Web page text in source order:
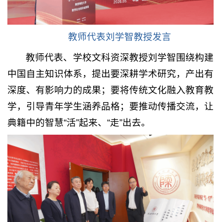
教师代表刘学智教授发言
教师代表、学校文科资深教授刘学智围绕构建
中国自主知识体系，提出要深耕学术研究，产出有
深度、有影响力的成果；要将传统文化融入教育教
学，引导青年学生涵养品格；要推动传播交流，让
典籍中的智慧“活”起来、“走”出去。